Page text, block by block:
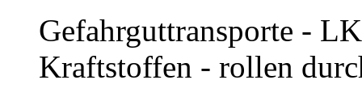
Gefahrguttransporte -
Kraftstoffen - rollen